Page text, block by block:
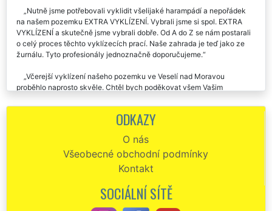
Nutně jsme potřebovali vyklidit všelijaké harampádí a nepořádek
na našem pozemku EXTRA VYKLÍZENÍ. Vybrali jsme si spol. EXTRA
VYKLÍZENÍ a skutečně jsme vybrali dobře. Od A do Z se nám postarali
o celý proces těchto vyklízecích prací. Naše zahrada je teď jako ze
žurnálu. Tyto profesionály jednoznačně doporučujeme.
Včerejší vyklízení našeho pozemku ve Veselí nad Moravou
proběhlo naprosto skvěle. Chtěl bych poděkovat všem Vašim
Dobrý večer. Chtěla bych vám moc poděkovat za pomoc, kterou
Popravdě řečeno jsem moc nevěřila tomu, že by to někdo dokázal. Je
poznat, že jste odborníci na pravém místě. Určitě vás budu dál
Vyklízení parcely ve Veselí nad Moravou proběhlo velmi rychle a
velmi kvalitně. Parcela je nyní čistá a připravená k prodeji. Děkuji
touto cestou společnosti EXTRA VYKLÍZENÍ za jejich vynikající práci.
ODKAZY
O nás
Všeobecné obchodní podmínky
Kontakt
SOCIÁLNÍ SÍTĚ